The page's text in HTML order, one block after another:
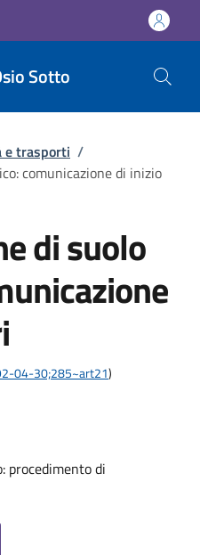
Sotto
e trasporti /
comunicazione di inizio
di suolo
04-30;285~art21)
procedimento di